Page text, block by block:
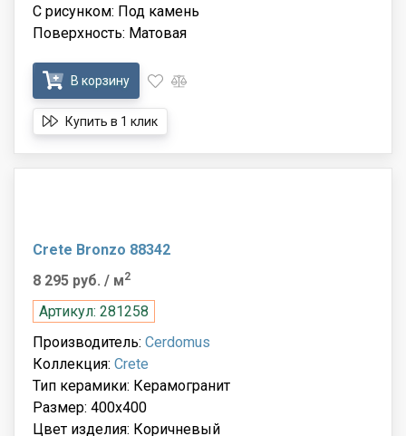
С рисунком: Под камень
Поверхность: Матовая
В корзину
Купить в 1 клик
Crete Bronzo 88342
8 295 руб. / м2
Артикул: 281258
Производитель: Cerdomus
Коллекция: Crete
Тип керамики: Керамогранит
Размер: 400x400
Цвет изделия: Коричневый